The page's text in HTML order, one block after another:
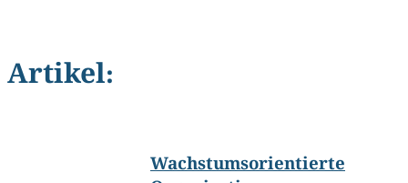
Artikel:
Wachstumsorientierte